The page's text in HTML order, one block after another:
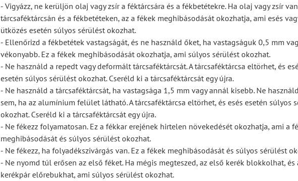
- Vigyázz, ne kerüljön olaj vagy zsír a féktárcsára és a fékbetétekre. Ha olaj vagy zsír
tárcsaféktárcsán és a fékbetéteken, az a fékek meghibásodását okozhatja, ami esés
ütközés esetén súlyos sérülést okozhat.
- Ellenőrizd a fékbetétek vastagságát, és ne használd őket, ha vastagságuk 0,5 mm
vékonyabb. Ez a fékek meghibásodását okozhatja, ami súlyos sérülést okozhat.
- Ne használd a repedt vagy deformált tárcsaféktárcsát. A tárcsaféktárcsa eltörhet, és
esetén súlyos sérülést okozhat. Cseréld ki a tárcsaféktárcsát egy újra.
- Ne használd a tárcsaféktárcsát, ha vastagsága 1,5 mm vagy annál kisebb. Ne
sem, ha az alumínium felület látható. A tárcsaféktárcsa eltörhet, és esés esetén súlyos
okozhat. Cseréld ki a tárcsaféktárcsát egy újra.
- Ne fékezz folyamatosan. Ez a fékkar erejének hirtelen növekedését okozhatja, ami a
meghibásodását és súlyos sérülést okozhat.
- Ne fékezz, ha folyadékszivárgás van. Ez a fékek meghibásodását és súlyos sérülést
- Ne nyomd túl erősen az első féket. Ha mégis megteszed, az első kerék blokkolhat, és
kerékpár előrebukhat, ami súlyos sérülést okozhat.